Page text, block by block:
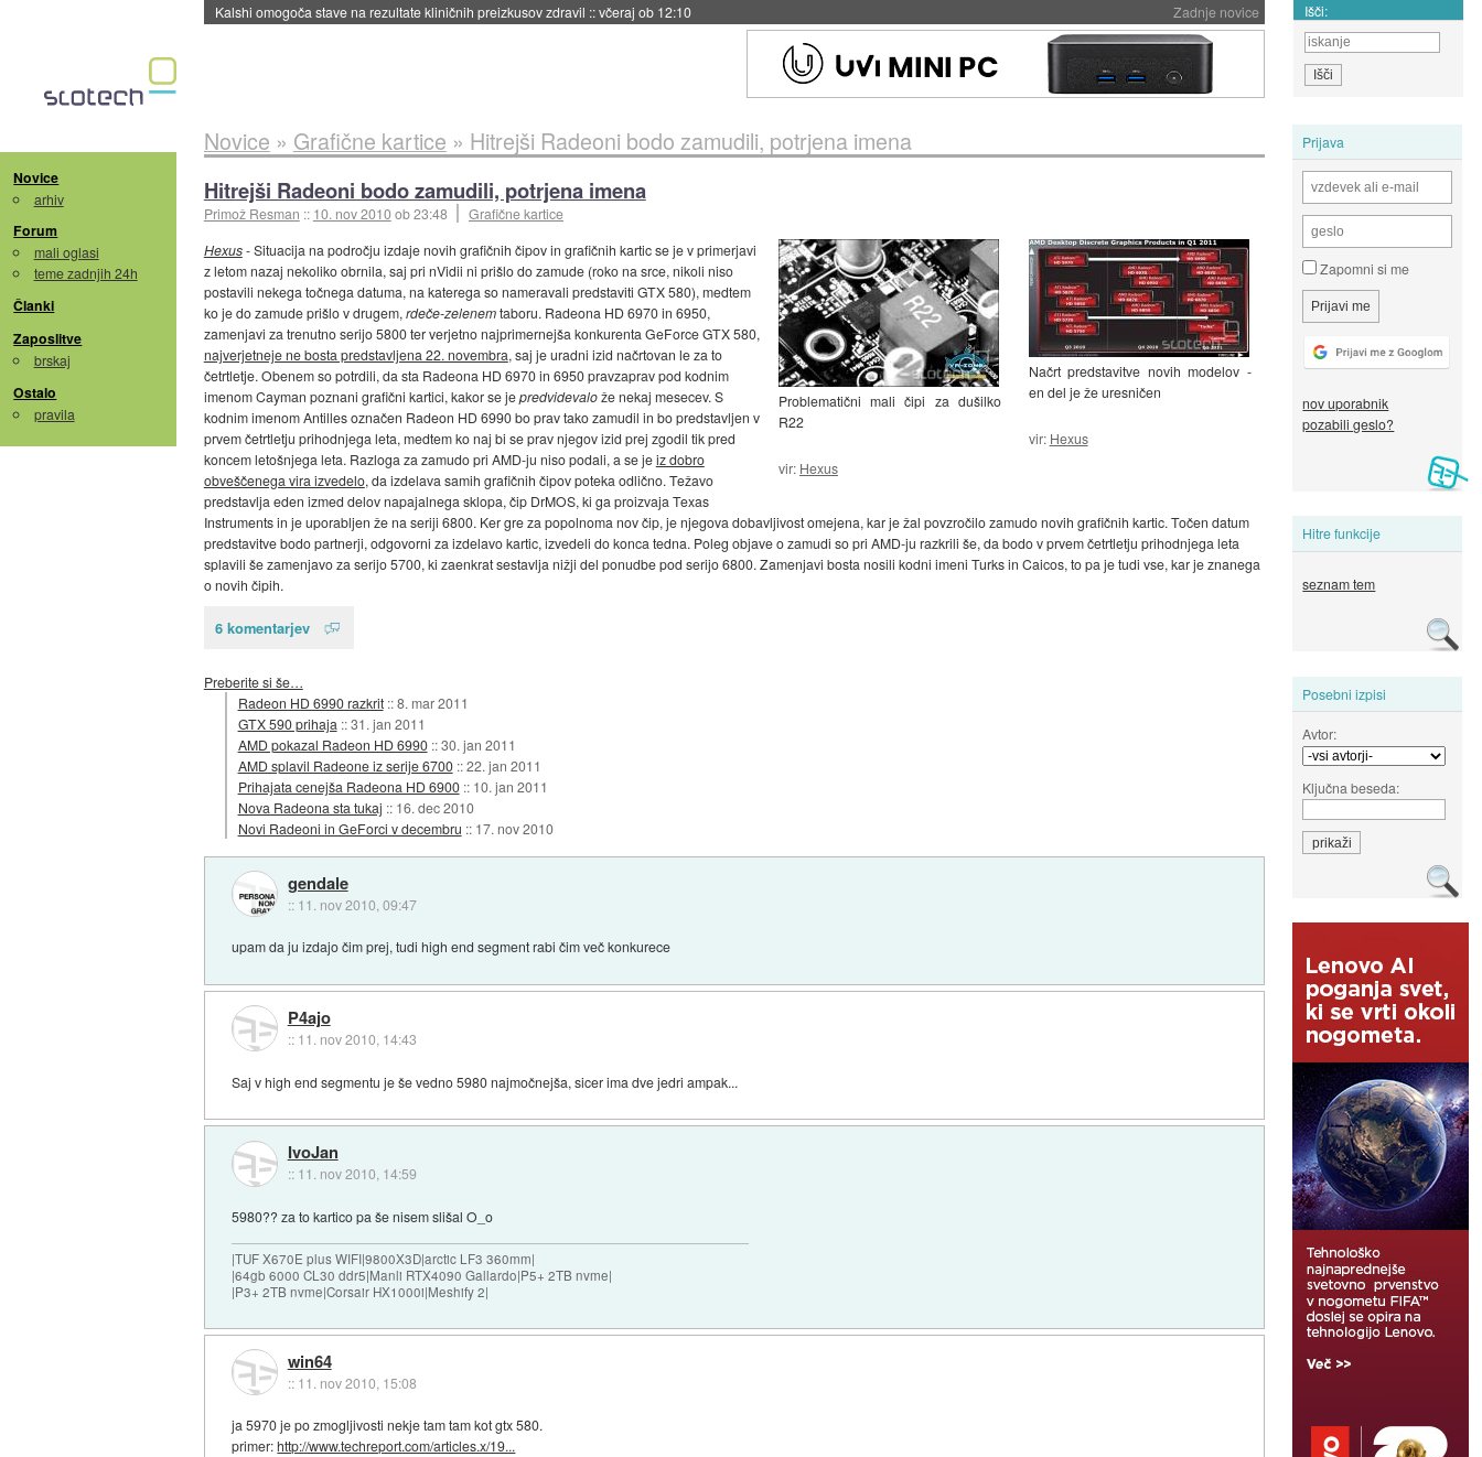
Zadnje novice
Kalshi omogoča stave na rezultate kliničnih preizkusov zdravil ::včeraj ob 12:10 Išči:
Novice
arhiv
Forum
mali oglasi
teme zadnjih 24h
Članki
Zaposlitve
brskaj
Ostalo
pravila
Prijava
Zapomni si me
nov uporabnik
pozabili geslo?
Hitre funkcije
seznam tem
Posebni izpisi
Avtor:
Ključna beseda:
Novice » Grafične kartice » Hitrejši Radeoni bodo zamudili, potrjena imena
Hitrejši Radeoni bodo zamudili, potrjena imena
Primož Resman :: 10. nov 2010ob 23:48 Grafične kartice
Načrt predstavitve novih modelov -
en del je že uresničen
vir: Hexus
Problematični mali čipi za dušilko
R22
vir: Hexus
Hexus- Situacija na področju izdaje novih grafičnih čipov in grafičnih kartic se je v primerjavi
z letom nazaj nekoliko obrnila, saj pri nVidii ni prišlo do zamude (roko na srce, nikoli niso
postavili nekega točnega datuma, na katerega so nameravali predstaviti GTX 580), medtem
ko je do zamude prišlo v drugem, rdeče-zelenemtaboru. Radeona HD 6970 in 6950,
zamenjavi za trenutno serijo 5800 ter verjetno najprimernejša konkurenta GeForce GTX 580,
najverjetneje ne bosta predstavljena 22. novembra, saj je uradni izid načrtovan le za to
četrtletje. Obenem so potrdili, da sta Radeona HD 6970 in 6950 pravzaprav pod kodnim
imenom Cayman poznani grafični kartici, kakor se jepredvidevalože nekaj mesecev. S
kodnim imenom Antilles označen Radeon HD 6990 bo prav tako zamudil in bo predstavljen v
prvem četrtletju prihodnjega leta, medtem ko naj bi se prav njegov izid prej zgodil tik pred
koncem letošnjega leta. Razloga za zamudo pri AMD-ju niso podali, a se jeiz dobro
obveščenega vira izvedelo, da izdelava samih grafičnih čipov poteka odlično. Težavo
predstavlja eden izmed delov napajalnega sklopa, čip DrMOS, ki ga proizvaja Texas
Instruments in je uporabljen že na seriji 6800. Ker gre za popolnoma nov čip, je njegova dobavljivost omejena, kar je žal povzročilo zamudo novih grafičnih kartic. Točen datum
predstavitve bodo partnerji, odgovorni za izdelavo kartic, izvedeli do konca tedna. Poleg objave o zamudi so pri AMD-ju razkrili še, da bodo v prvem četrtletju prihodnjega leta
splavili še zamenjavo za serijo 5700, ki zaenkrat sestavlja nižji del ponudbe pod serijo 6800. Zamenjavi bosta nosili kodni imeni Turks in Caicos, to pa je tudi vse, kar je znanega
o novih čipih.
6 komentarjev
Preberite si še…
Radeon HD 6990 razkrit ::8. mar 2011
GTX 590 prihaja ::31. jan 2011
AMD pokazal Radeon HD 6990 ::30. jan 2011
AMD splavil Radeone iz serije 6700 ::22. jan 2011
Prihajata cenejša Radeona HD 6900 :: 10. jan 2011
Nova Radeona sta tukaj :: 16. dec 2010
Novi Radeoni in GeForci v decembru :: 17. nov 2010
gendale
:: 11. nov 2010, 09:47
upam da ju izdajo čim prej, tudi high end segment rabi čim več konkurece
P4ajo
:: 11. nov 2010, 14:43
Saj v high end segmentu je še vedno 5980 najmočnejša, sicer ima dve jedri ampak...
IvoJan
:: 11. nov 2010, 14:59
5980?? za to kartico pa še nisem slišal O_o
|TUF X670E plus WIFI|9800X3D|arctic LF3 360mm|
|64gb 6000 CL30 ddr5|Manli RTX4090 Gallardo|P5+ 2TB nvme|
|P3+ 2TB nvme|Corsair HX1000i|Meshify 2|
win64
:: 11. nov 2010, 15:08
ja 5970 je po zmogljivosti nekje tam tam kot gtx 580.
primer:http://www.techreport.com/articles.x/19...